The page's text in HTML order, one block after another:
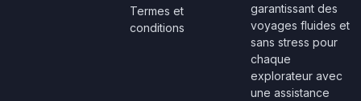
Termes et
conditions
garantissant des
voyages fluides et
sans stress pour
chaque
explorateur avec
une assistance